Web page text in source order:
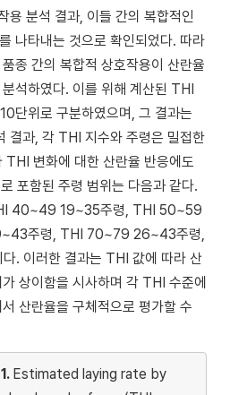
용 분석 결과, 이들 간의 복합적인
나타내는 것으로 확인되었다. 따라
종 간의 복합적 상호작용이 산란율
석하였다. 이를 위해 계산된 THI
단위로 구분하였으며, 그 결과는
결과, 각 THI 지수와 주령은 밀접한
THI 변화에 대한 산란율 반응에도
포함된 주령 범위는 다음과 같다.
40~49 19~35주령, THI 50~59
주령, THI 70~79 26~43주령,
. 이러한 결과는 THI 값에 따라 산
상이함을 시사하며 각 THI 수준에
산란율을 구체적으로 평가할 수
Estimated laying rate by